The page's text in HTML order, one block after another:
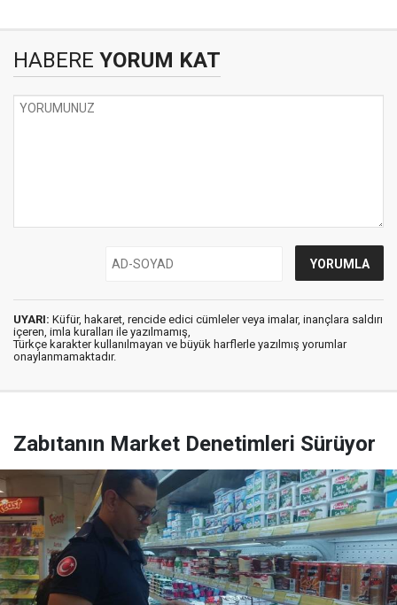
HABERE YORUM KAT
UYARI: Küfür, hakaret, rencide edici cümleler veya imalar, inançlara saldırı
içeren, imla kuralları ile yazılmamış,
Türkçe karakter kullanılmayan ve büyük harflerle yazılmış yorumlar
onaylanmamaktadır.
Zabıtanın Market Denetimleri Sürüyor